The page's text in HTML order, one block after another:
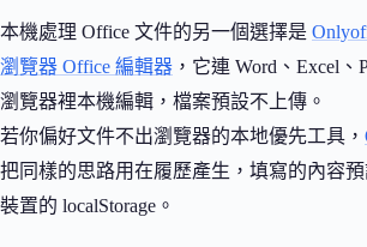
本機處理 Office 文件的另一個選擇是
瀏覽器 Office 編輯器 ，它連 Word、Excel、
瀏覽器裡本機編輯，檔案預設不上傳。
若你偏好文件不出瀏覽器的本地優先工具，
把同樣的思路用在履歷產生，填寫的內容
裝置的 localStorage。